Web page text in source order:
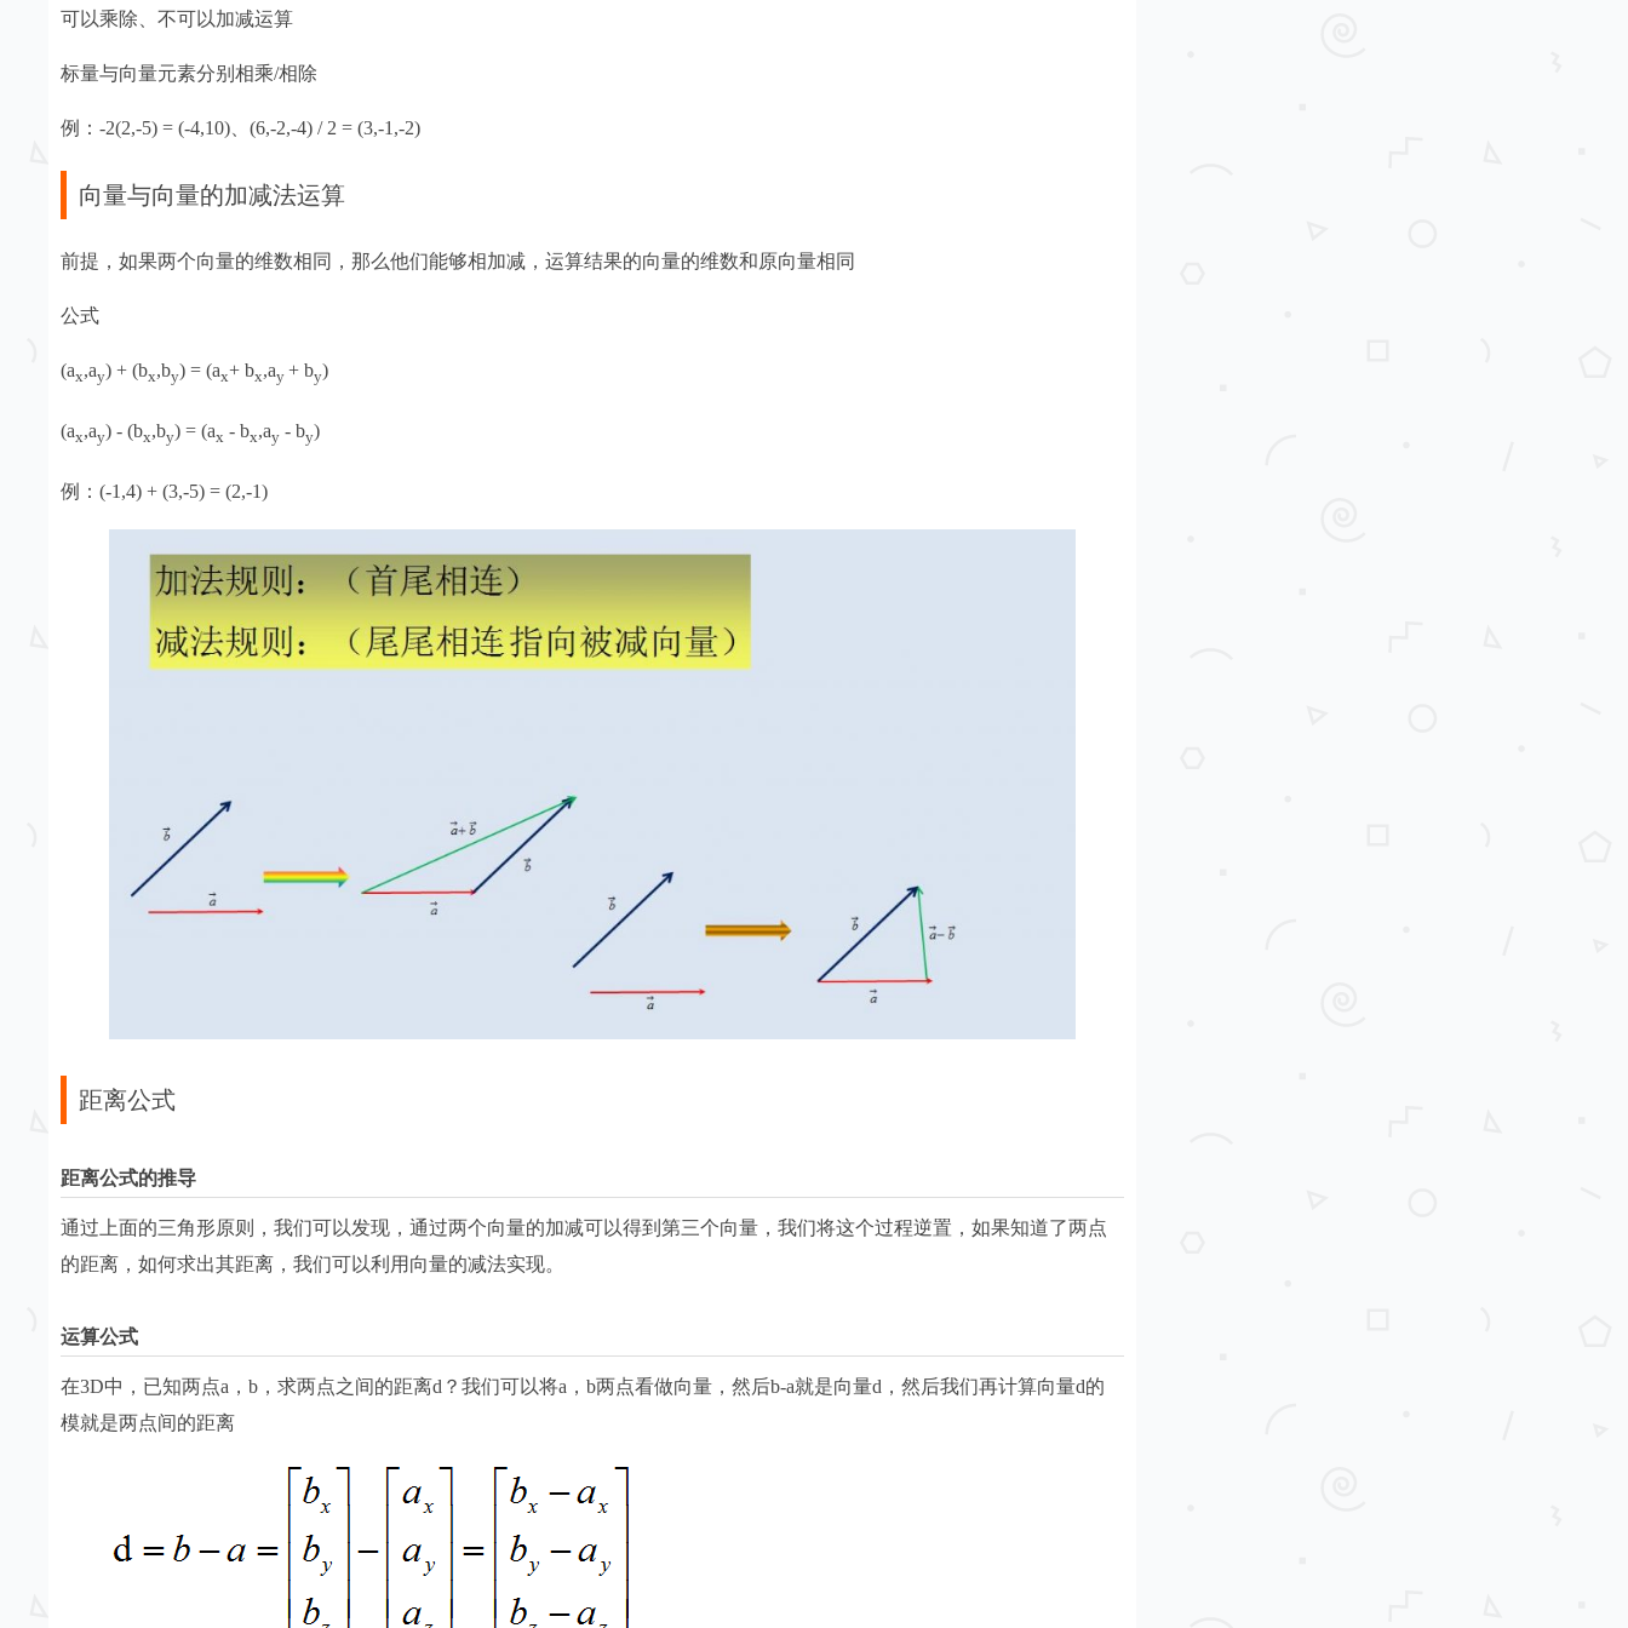
可以乘除、不可以加减运算
标量与向量元素分别相乘/相除
例：-2(2,-5) = (-4,10)、(6,-2,-4) / 2 = (3,-1,-2)
向量与向量的加减法运算
前提，如果两个向量的维数相同，那么他们能够相加减，运算结果的向量的维数和原向量相同
公式
(ax,ay) + (bx,by) = (ax+ bx,ay+ by)
(ax,ay) - (bx,by) = (ax - bx,ay - by)
例：(-1,4) + (3,-5) = (2,-1)
距离公式
距离公式的推导
通过上面的三角形原则，我们可以发现，通过两个向量的加减可以得到第三个向量，我们将这个过程逆置，如果知道了两点
的距离，如何求出其距离，我们可以利用向量的减法实现。
运算公式
在3D中，已知两点a，b，求两点之间的距离d？我们可以将a，b两点看做向量，然后b-a就是向量d，然后我们再计算向量d的
模就是两点间的距离